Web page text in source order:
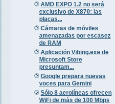
AMD EXPO 1.2 no será
exclusivo de X870: las
placas...
Cámaras de móviles
amenazadas por escasez
de RAM
Aplicación Vibing.exe de
Microsoft Store
presuntam...
Google prepara nuevas
voces para Gemini
Sólo 8 aerolíneas ofrecen
WiFi de más de 100 Mbps